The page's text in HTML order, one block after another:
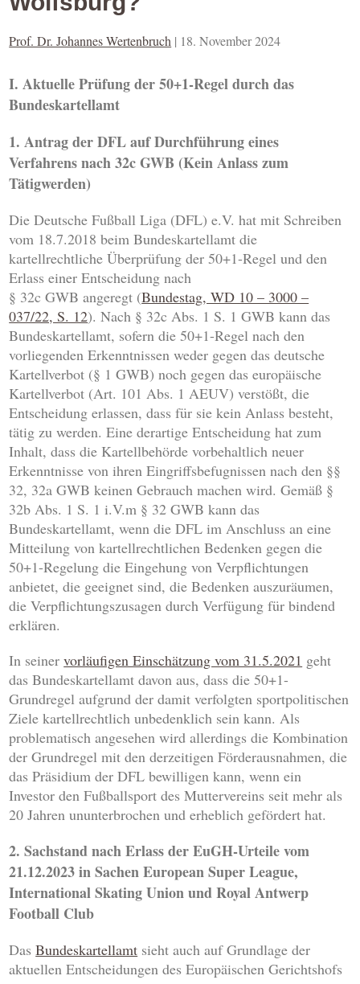
Prof. Dr. Johannes Wertenbruch | 18. November 2024
I. Aktuelle Prüfung der 50+1-Regel durch das
Bundeskartellamt
1. Antrag der DFL auf Durchführung eines
Verfahrens nach 32c GWB (Kein Anlass zum
Tätigwerden)
Die Deutsche Fußball Liga (DFL) e.V. hat mit Schreiben
vom 18.7.2018 beim Bundeskartellamt die
kartellrechtliche Überprüfung der 50+1-Regel und den
Erlass einer Entscheidung nach
§ 32c GWB angeregt (Bundestag, WD 10 – 3000 –
037/22, S. 12). Nach § 32c Abs. 1 S. 1 GWB kann das
Bundeskartellamt, sofern die 50+1-Regel nach den
vorliegenden Erkenntnissen weder gegen das deutsche
Kartellverbot (§ 1 GWB) noch gegen das europäische
Kartellverbot (Art. 101 Abs. 1 AEUV) verstößt, die
Entscheidung erlassen, dass für sie kein Anlass besteht,
tätig zu werden. Eine derartige Entscheidung hat zum
Inhalt, dass die Kartellbehörde vorbehaltlich neuer
Erkenntnisse von ihren Eingriffsbefugnissen nach den §§
32, 32a GWB keinen Gebrauch machen wird. Gemäß §
32b Abs. 1 S. 1 i.V.m § 32 GWB kann das
Bundeskartellamt, wenn die DFL im Anschluss an eine
Mitteilung von kartellrechtlichen Bedenken gegen die
50+1-Regelung die Eingehung von Verpflichtungen
anbietet, die geeignet sind, die Bedenken auszuräumen,
die Verpflichtungszusagen durch Verfügung für bindend
erklären.
In seinervorläufigen Einschätzung vom 31.5.2021 geht
das Bundeskartellamt davon aus, dass die 50+1-
Grundregel aufgrund der damit verfolgten sportpolitischen
Ziele kartellrechtlich unbedenklich sein kann. Als
problematisch angesehen wird allerdings die Kombination
der Grundregel mit den derzeitigen Förderausnahmen, die
das Präsidium der DFL bewilligen kann, wenn ein
Investor den Fußballsport des Muttervereins seit mehr als
20 Jahren ununterbrochen und erheblich gefördert hat.
2. Sachstand nach Erlass der EuGH-Urteile vom
21.12.2023 in Sachen European Super League,
International Skating Union und Royal Antwerp
Football Club
DasBundeskartellamt sieht auch auf Grundlage der
aktuellen Entscheidungen des Europäischen Gerichtshofs